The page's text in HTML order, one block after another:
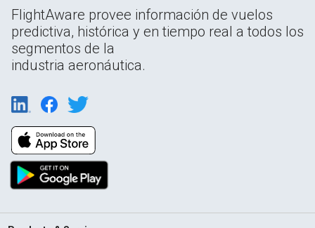
FlightAware provee información de vuelos
predictiva, histórica y en tiempo real a todos los
segmentos de la
industria aeronáutica.